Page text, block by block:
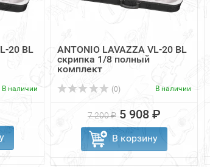
20 BL
В наличии
ANTONIO LAVAZZA VL-20 BL
скрипка 1/8 полный
комплект
(0) В наличии
7 200 ₽ 5 908 ₽
В корзину